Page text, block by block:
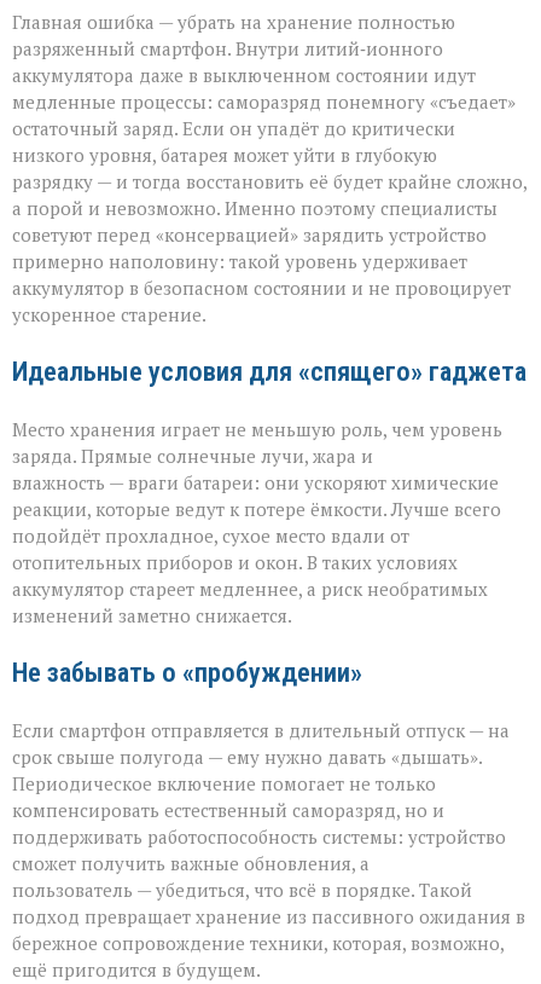
Главная ошибка — убрать на хранение полностью
разряженный смартфон. Внутри литий‑ионного
аккумулятора даже в выключенном состоянии идут
медленные процессы: саморазряд понемногу «съедает»
остаточный заряд. Если он упадёт до критически
низкого уровня, батарея может уйти в глубокую
разрядку — и тогда восстановить её будет крайне сложно,
а порой и невозможно. Именно поэтому специалисты
советуют перед «консервацией» зарядить устройство
примерно наполовину: такой уровень удерживает
аккумулятор в безопасном состоянии и не провоцирует
ускоренное старение.
Идеальные условия для «спящего» гаджета
Место хранения играет не меньшую роль, чем уровень
заряда. Прямые солнечные лучи, жара и
влажность — враги батареи: они ускоряют химические
реакции, которые ведут к потере ёмкости. Лучше всего
подойдёт прохладное, сухое место вдали от
отопительных приборов и окон. В таких условиях
аккумулятор стареет медленнее, а риск необратимых
изменений заметно снижается.
Не забывать о «пробуждении»
Если смартфон отправляется в длительный отпуск — на
срок свыше полугода — ему нужно давать «дышать».
Периодическое включение помогает не только
компенсировать естественный саморазряд, но и
поддерживать работоспособность системы: устройство
сможет получить важные обновления, а
пользователь — убедиться, что всё в порядке. Такой
подход превращает хранение из пассивного ожидания в
бережное сопровождение техники, которая, возможно,
ещё пригодится в будущем.